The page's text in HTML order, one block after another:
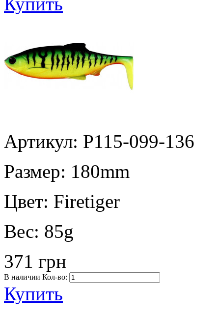
Артикул: P115-099-136
Размер: 180mm
Цвет: Firetiger
Вес: 85g
371 грн
В наличии Кол-во:
Купить